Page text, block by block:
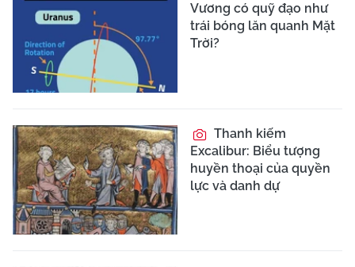
Vương có quỹ đạo như
trái bóng lăn quanh Mặt
Trời?
Thanh kiếm
Excalibur: Biểu tượng
huyền thoại của quyền
lực và danh dự